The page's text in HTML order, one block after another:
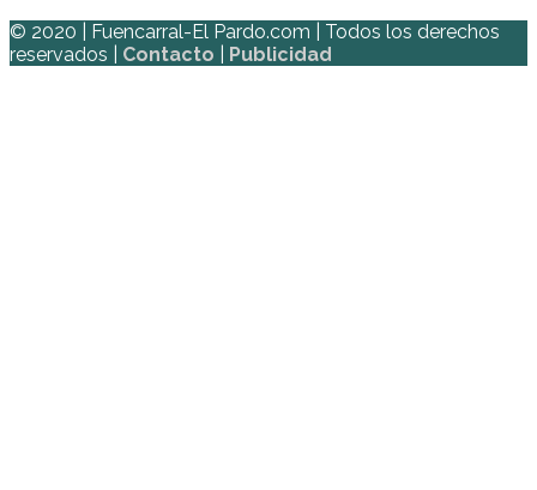
© 2020 | Fuencarral-El Pardo.com | Todos los derechos
reservados | Contacto Publicidad